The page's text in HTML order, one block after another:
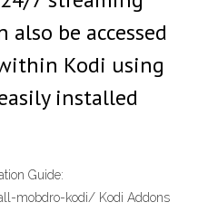
be accessed
Kodi using
installed
Guide:
mobdro-kodi/ Kodi Addons